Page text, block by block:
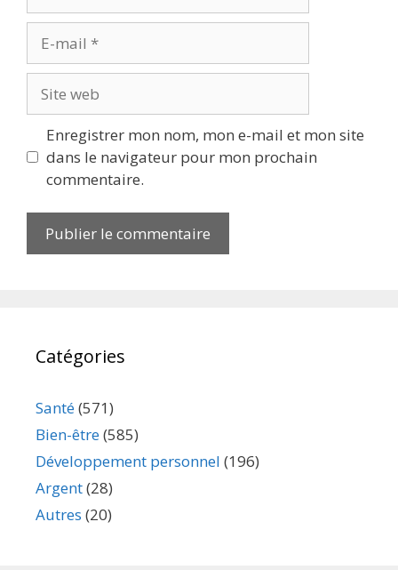
Enregistrer mon nom, mon e-mail et mon site
dans le navigateur pour mon prochain
commentaire.
Catégories
Santé(571)
Bien-être(585)
Développement personnel (196)
Argent(28)
Autres (20)